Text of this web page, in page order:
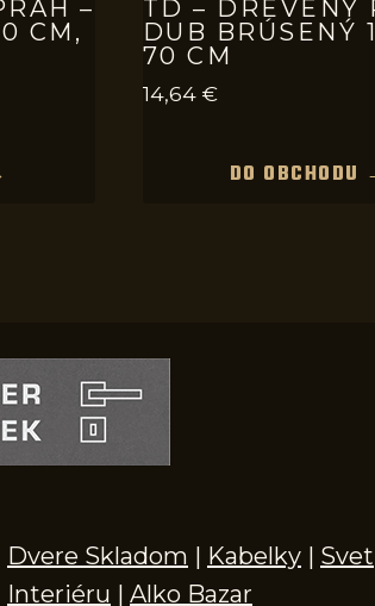
–
CM,
TD – DREVENÝ
DUB BRÚSENÝ
70 CM
14,64 €
DO OBCHODU
Dvere Skladom | Kabelky | Svet
Interiéru | Alko Bazar